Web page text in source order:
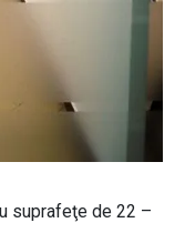
suprafeţe de 22 –